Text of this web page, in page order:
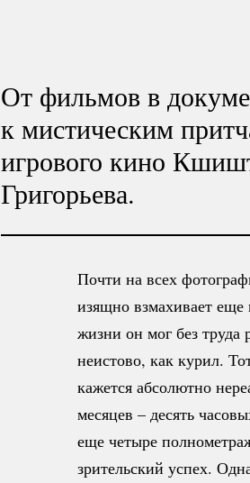
От фильмов в
к мистическим
игрового кино
Григорьева.
Почти на всех
изящно взмахивает
жизни он мог без труда
неистово, как курил.
кажется абсолютно
месяцев – десять
еще четыре
зрительский успех.